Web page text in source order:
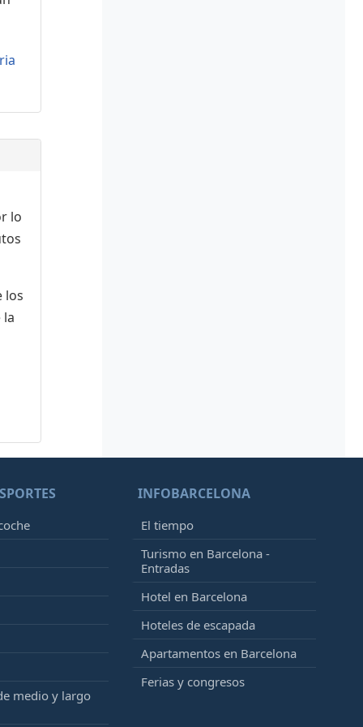
lo
los
la
medio y largo
INFOBARCELONA
El tiempo
Turismo en Barcelona -
Entradas
Hotel en Barcelona
Hoteles de escapada
Apartamentos en Barcelona
Ferias y congresos